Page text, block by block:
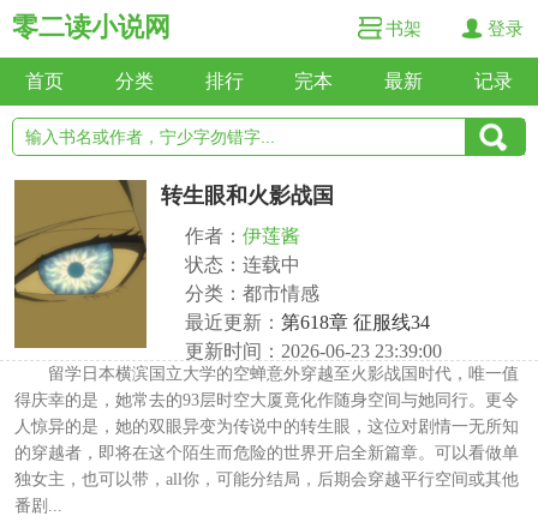
零二读小说网 书架 登录
首页 分类 排行 完本 最新 记录
转生眼和火影战国
作者： 伊莲酱
状态：连载中
分类：都市情感
最近更新： 第618章 征服线34
更新时间：2026-06-23 23:39:00
留学日本横滨国立大学的空蝉意外穿越至火影战国时代，唯一值
得庆幸的是，她常去的93层时空大厦竟化作随身空间与她同行。更令
人惊异的是，她的双眼异变为传说中的转生眼，这位对剧情一无所知
的穿越者，即将在这个陌生而危险的世界开启全新篇章。可以看做单
独女主，也可以带，all你，可能分结局，后期会穿越平行空间或其他
番剧...